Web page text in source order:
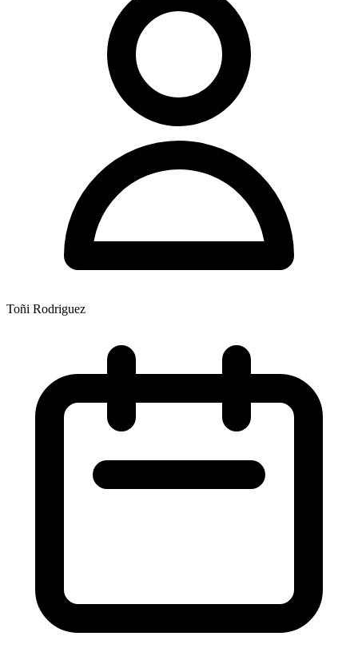
Toñi Rodriguez